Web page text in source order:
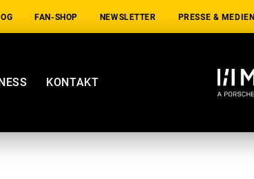
FAN-SHOP NEWSLETTER PRESSE & MEDIEN
KONTAKT